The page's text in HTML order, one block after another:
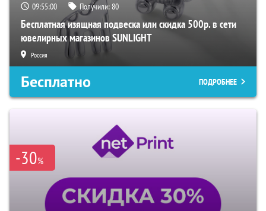
09:54:59 Получили:80
Бесплатная изящная подвеска или скидка 500р. в сети
ювелирных магазинов SUNLIGHT
Россия
Бесплатно ПОДРОБНЕЕ
-30%